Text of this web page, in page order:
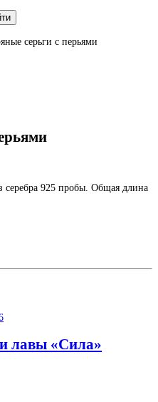
серьги с перьями
серебра 925 пробы. Общая длина
и лавы «Сила»